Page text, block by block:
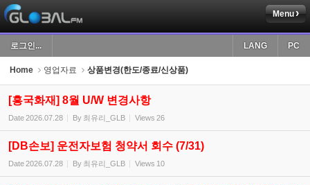
Menu
로그인... PC
LANG
Home 영업자료 상품변경(한도/종료/신상품)
[흥국화재] 8월 U/W 변경사항
Date2026.07.28 By 최유리_GLB Views 26
[DB손보] 운전자보험 청약서 회수 (7/31)
Date2026.07.28 By 최유리_GLB Views 10
Sketchbook5, 스케치북5
Sketchbook5, 스케치북5